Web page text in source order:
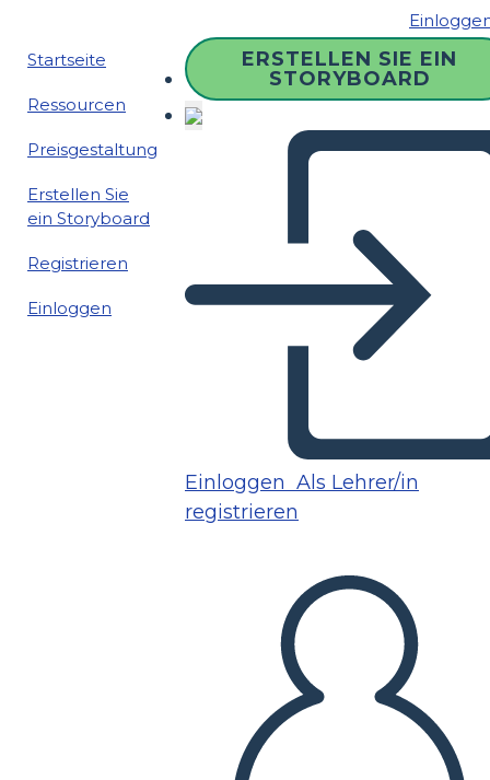
Startseite
Ressourcen
Preisgestaltung
Erstellen Sie
ein Storyboard
Registrieren
Einloggen
ERSTELLEN SIE EIN
STORYBOARD
Einloggen Als Lehrer/in
registrieren